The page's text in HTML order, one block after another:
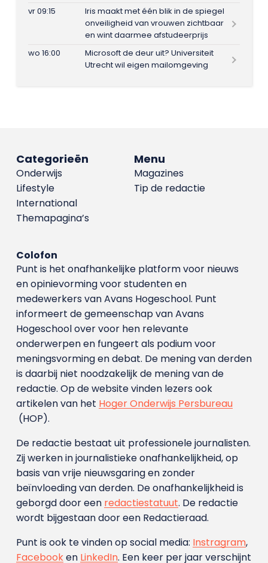
vr 09:15
Iris maakt met één blik in de spiegel
onveiligheid van vrouwen zichtbaar
en wint daarmee afstudeerprijs
wo 16:00
Microsoft de deur uit? Universiteit
Utrecht wil eigen mailomgeving
Menu
Magazines
Tip de redactie
Categorieën
Onderwijs
Lifestyle
International
Themapagina’s
Colofon
Punt is het onafhankelijke platform voor nieuws
en opinievorming voor studenten en
medewerkers van Avans Hoge­school. Punt
informeert de gemeenschap van Avans
Hogeschool over voor hen relevante
onderwerpen en fungeert als podium voor
meningsvorming en debat. De mening van derden
is daarbij niet noodzakelijk de mening van de
redactie. Op de website vinden lezers ook
artikelen van het Hoger Onderwijs Persbureau
(HOP).
De redactie bestaat uit professionele journalisten.
Zij werken in journalistieke onafhankelijkheid, op
basis van vrije nieuwsgaring en zonder
beïnvloeding van derden. De onafhankelijkheid is
geborgd door een redactiestatuut. De redactie
wordt bijgestaan door een Redactieraad.
Punt is ook te vinden op social media: Instragram,
Facebooken LinkedIn. Een keer per jaar verschijnt